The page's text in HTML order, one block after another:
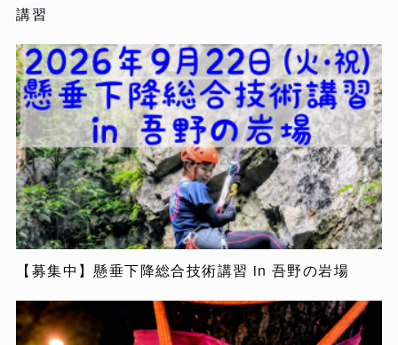
講習
【募集中】懸垂下降総合技術講習 in 吾野の岩場